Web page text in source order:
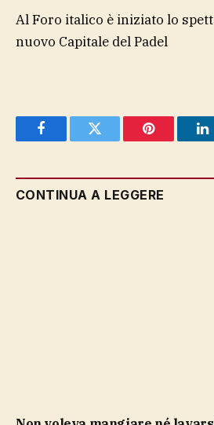
Al Foro italico è iniziato lo
nuovo Capitale del Padel
FacebookTwitter Pinterest
CONTINUA A LEGGERE